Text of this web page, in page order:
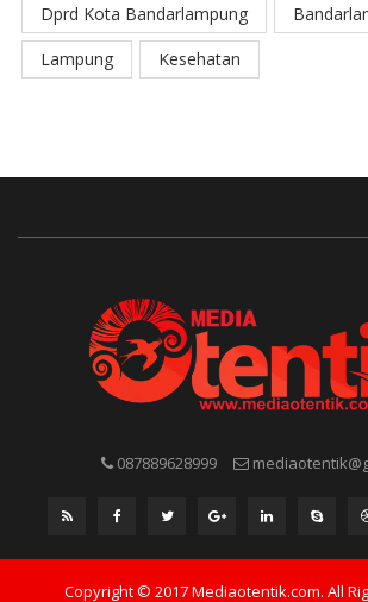
Dprd Kota Bandarlampung
Lampung
Kesehatan
087889628999
Copyright © 2017 Mediaotentik.com. All